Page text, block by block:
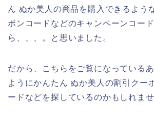
ん ぬか美人の商品を購入できるよう
ポンコードなどのキャンペーンコー
ら、、、。と思いました。
だから、こちらをご覧になっている
ようにかんたん ぬか美人の割引クー
ードなどを探しているのかもしれませ